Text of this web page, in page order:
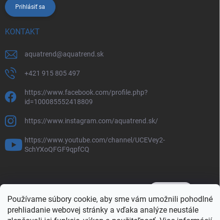
Používame súbory cookie, aby sme vám umožnili pohodlné
prehliadanie webovej stránky a vďaka analýze neustále
Prihlásiť sa
KONTAKT
aquatrend@aquatrend.sk
+421 915 805 497
https://www.facebook.com/profile.php?
id=100085552418809
https://www.instagram.com/aquatrend.sk/
https://www.youtube.com/channel/UCEVey2-
SchYXoQFGF9qpfCQ